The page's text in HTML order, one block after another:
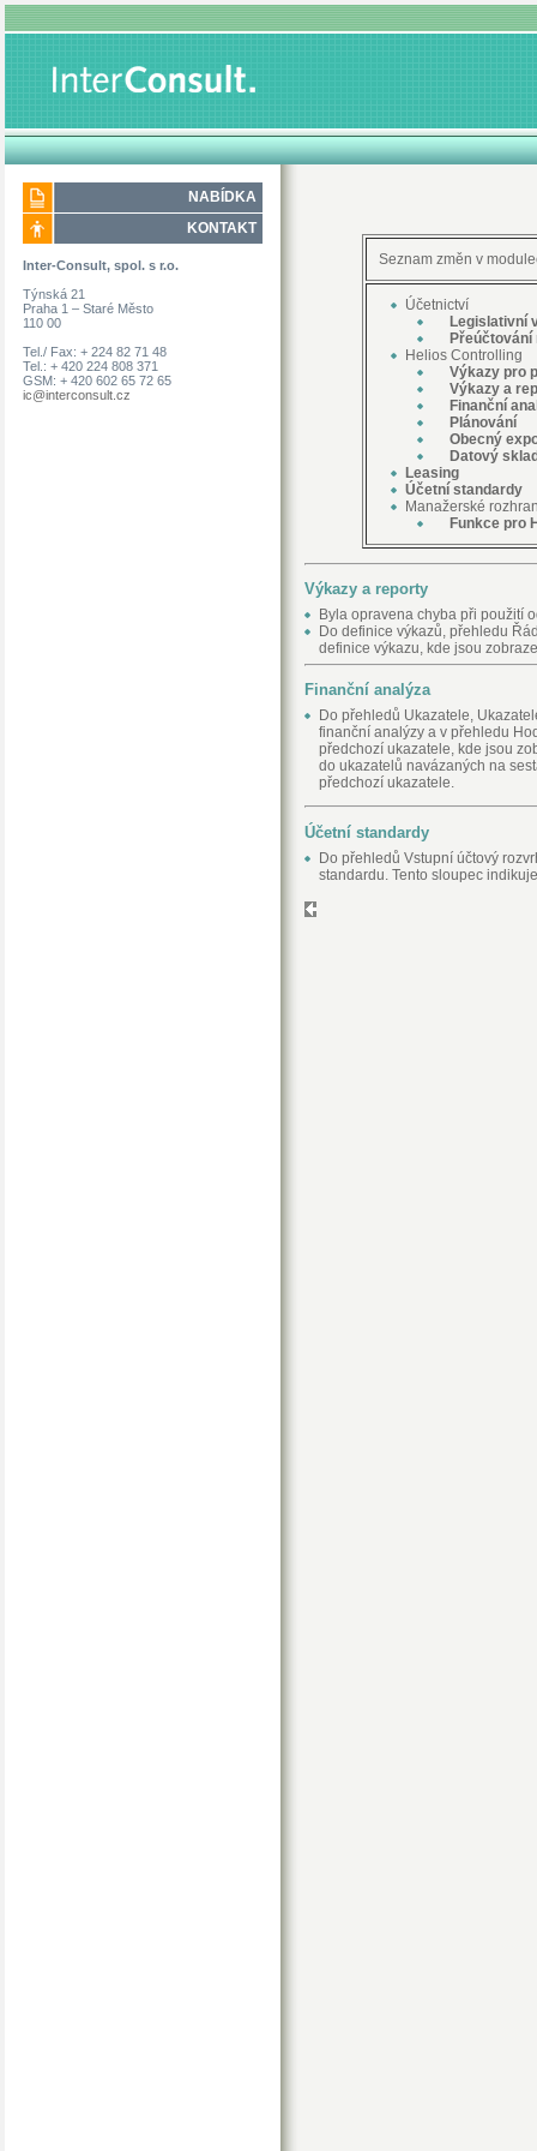
NABÍDKA
KONTAKT
Inter-Consult, spol. s r.o.
Týnská 21
Praha 1 – Staré Město
110 00
Tel./ Fax: + 224 82 71 48
Tel.: + 420 224 808 371
GSM: + 420 602 65 72 65
ic@interconsult.cz
Seznam změn v
Účetnictví
Legislativní
Přeúčtování
Helios Controlling
Výkazy pro
Výkazy a
Finanční
Plánování
Obecný
Datový
Leasing
Účetní standardy
Manažerské
Funkce pro
Výkazy a reporty
Byla opravena chyba při použití
Do definice výkazů, přehledu
definice výkazu, kde jsou
Finanční analýza
Do přehledů Ukazatele,
finanční analýzy a v přehledu
předchozí ukazatele, kde jsou
do ukazatelů navázaných na
předchozí ukazatele.
Účetní standardy
Do přehledů Vstupní účtový
standardu. Tento sloupec